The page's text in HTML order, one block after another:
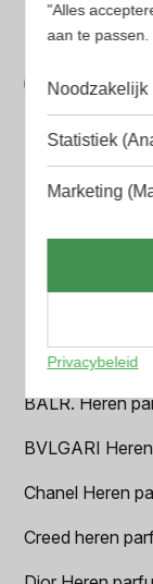
parfum met
Bespaar
Wij hebben
minder tijd
Populaire
Aramis Heren
Armani Heren
Azzaro Heren
BALR. Heren
BVLGARI
Chanel Heren
Creed heren
"Alles
aan te passen.
Noodzakelijk
Statistiek
Marketing
Privacybeleid